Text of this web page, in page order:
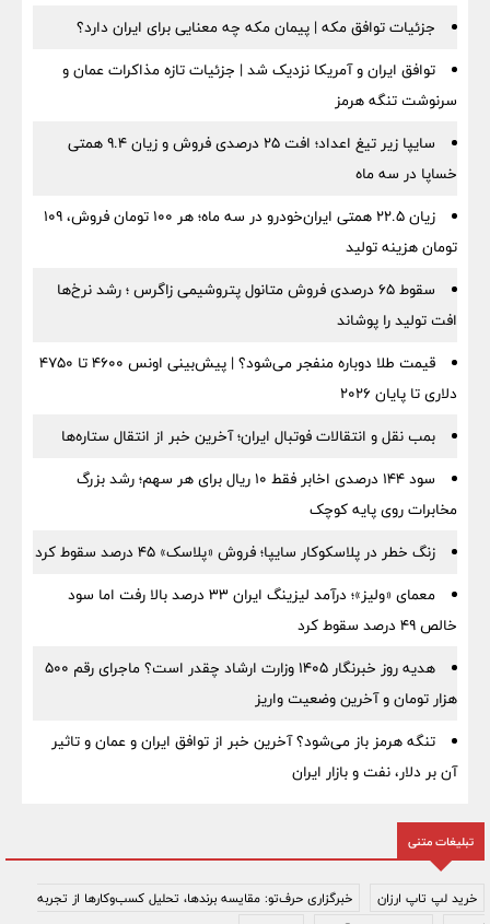
جزئیات توافق مکه | پیمان مکه چه معنایی برای ایران دارد؟
توافق ایران و آمریکا نزدیک شد | جزئیات تازه مذاکرات عمان و
سرنوشت تنگه هرمز
سایپا زیر تیغ اعداد؛ افت ۲۵ درصدی فروش و زیان ۹.۴ همتی
خساپا در سه ماه
زیان ۲۲.۵ همتی ایران‌خودرو در سه ماه؛ هر ۱۰۰ تومان فروش، ۱۰۹
تومان هزینه تولید
سقوط ۶۵ درصدی فروش متانول پتروشیمی زاگرس ؛ رشد نرخ‌ها
افت تولید را پوشاند
قیمت طلا دوباره منفجر می‌شود؟ | پیش‌بینی اونس ۴۶۰۰ تا ۴۷۵۰
دلاری تا پایان ۲۰۲۶
بمب نقل‌ و انتقالات فوتبال ایران؛ آخرین خبر از انتقال ستاره‌ها
سود ۱۴۴ درصدی اخابر فقط ۱۰ ریال برای هر سهم؛ رشد بزرگ
مخابرات روی پایه کوچک
زنگ خطر در پلاسکوکار سایپا؛ فروش «پلاسک» ۴۵ درصد سقوط کرد
معمای «ولیز»؛ درآمد لیزینگ ایران ۳۳ درصد بالا رفت اما سود
خالص ۴۹ درصد سقوط کرد
هدیه روز خبرنگار ۱۴۰۵ وزارت ارشاد چقدر است؟ ماجرای رقم ۵۰۰
هزار تومان و آخرین وضعیت واریز
تنگه هرمز باز می‌شود؟ آخرین خبر از توافق ایران و عمان و تاثیر
آن بر دلار، نفت و بازار ایران
تبلیغات متنی
خرید لپ تاپ ارزان
خبرگزاری حرف‌تو: مقایسه برندها، تحلیل کسب‌وکارها از تجربه